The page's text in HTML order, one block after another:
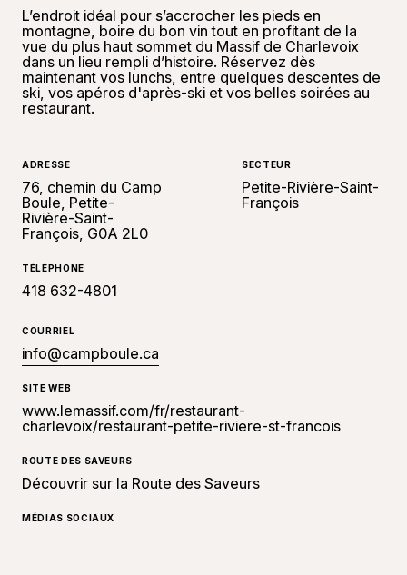
L’endroit idéal pour s’accrocher les pieds en
montagne, boire du bon vin tout en profitant de la
vue du plus haut sommet du Massif de Charlevoix
dans un lieu rempli d’histoire. Réservez dès
maintenant vos lunchs, entre quelques descentes de
ski, vos apéros d'après-ski et vos belles soirées au
restaurant.
ADRESSE
76, chemin du Camp
Boule, Petite-
Rivière-Saint-
François, G0A 2L0
SECTEUR
Petite-Rivière-Saint-
François
TÉLÉPHONE
418 632-4801
COURRIEL
info@campboule.ca
SITE WEB
www.lemassif.com/fr/restaurant-
charlevoix/restaurant-petite-riviere-st-francois
ROUTE DES SAVEURS
Découvrir sur la Route des Saveurs
MÉDIAS SOCIAUX